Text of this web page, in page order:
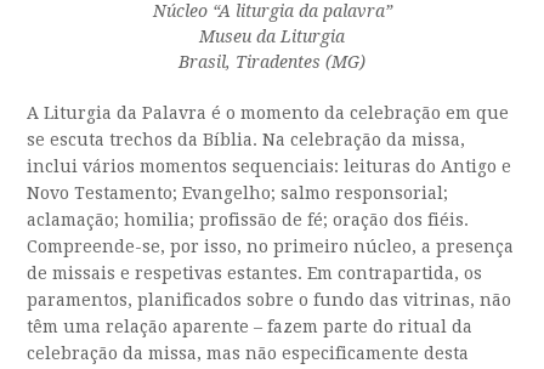
Núcleo “A liturgia da palavra”
Museu da Liturgia
Brasil, Tiradentes (MG)
A Liturgia da Palavra é o momento da celebração em que
se escuta trechos da Bíblia. Na celebração da missa,
inclui vários momentos sequenciais: leituras do Antigo e
Novo Testamento; Evangelho; salmo responsorial;
aclamação; homilia; profissão de fé; oração dos fiéis.
Compreende-se, por isso, no primeiro núcleo, a presença
de missais e respetivas estantes. Em contrapartida, os
paramentos, planificados sobre o fundo das vitrinas, não
têm uma relação aparente – fazem parte do ritual da
celebração da missa, mas não especificamente desta